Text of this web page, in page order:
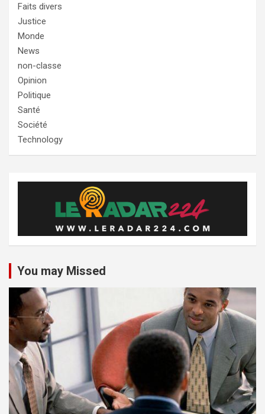
Faits divers
Justice
Monde
News
non-classe
Opinion
Politique
Santé
Société
Technology
You may Missed